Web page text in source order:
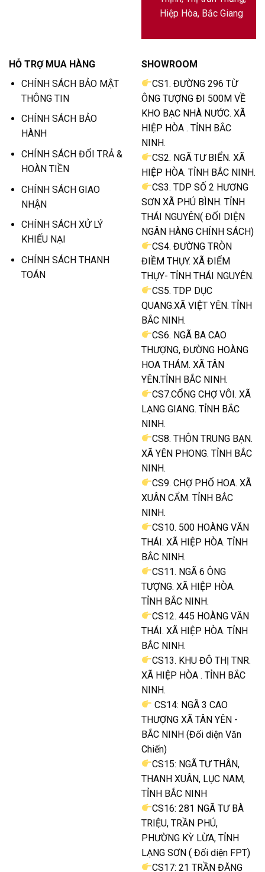
Hiệp Hòa, Bắc Giang
HỖ TRỢ MUA HÀNG
CHÍNH SÁCH BẢO MẬT
THÔNG TIN
CHÍNH SÁCH BẢO
HÀNH
CHÍNH SÁCH ĐỔI TRẢ &
HOÀN TIỀN
CHÍNH SÁCH GIAO
NHẬN
CHÍNH SÁCH XỬ LÝ
KHIẾU NẠI
CHÍNH SÁCH THANH
TOÁN
SHOWROOM
CS1. ĐƯỜNG 296 TỪ
ÔNG TƯỢNG ĐI 500M VỀ
KHO BẠC NHÀ NƯỚC. XÃ
HIỆP HÒA . TỈNH BẮC
NINH.
CS2. NGÃ TƯ BIỂN. XÃ
HIỆP HÒA. TỈNH BẮC NINH.
CS3. TDP SỐ 2 HƯƠNG
SƠN XÃ PHÚ BÌNH. TỈNH
THÁI NGUYÊN( ĐỐI DIỆN
NGÂN HÀNG CHÍNH SÁCH)
CS4. ĐƯỜNG TRÒN
ĐIỀM THỤY. XÃ ĐIỂM
THỤY- TỈNH THÁI NGUYÊN.
CS5. TDP DỤC
QUANG.XÃ VIỆT YÊN. TỈNH
BẮC NINH.
CS6. NGÃ BA CAO
THƯỢNG, ĐƯỜNG HOÀNG
HOA THÁM. XÃ TÂN
YÊN.TỈNH BẮC NINH.
CS7.CỔNG CHỢ VÔI. XÃ
LẠNG GIANG. TỈNH BẮC
NINH.
CS8. THÔN TRUNG BẠN.
XÃ YÊN PHONG. TỈNH BẮC
NINH.
CS9. CHỢ PHỐ HOA. XÃ
XUÂN CẨM. TỈNH BẮC
NINH.
CS10. 500 HOÀNG VĂN
THÁI. XÃ HIỆP HÒA. TỈNH
BẮC NINH.
CS11. NGÃ 6 ÔNG
TƯỢNG. XÃ HIỆP HÒA.
TỈNH BẮC NINH.
CS12. 445 HOÀNG VĂN
THÁI. XÃ HIỆP HÒA. TỈNH
BẮC NINH.
CS13. KHU ĐÔ THỊ TNR.
XÃ HIỆP HÒA . TỈNH BẮC
NINH.
CS14: NGÃ 3 CAO
THƯỢNG XÃ TÂN YÊN -
BẮC NINH (Đối diện Văn
Chiến)
CS15: NGÃ TƯ THÂN,
THANH XUÂN, LỤC NAM,
TỈNH BẮC NINH
CS16: 281 NGÃ TƯ BÀ
TRIỆU, TRẦN PHÚ,
PHƯỜNG KỲ LỪA, TỈNH
LẠNG SƠN ( Đối diện FPT)
CS17: 21 TRẦN ĐĂNG